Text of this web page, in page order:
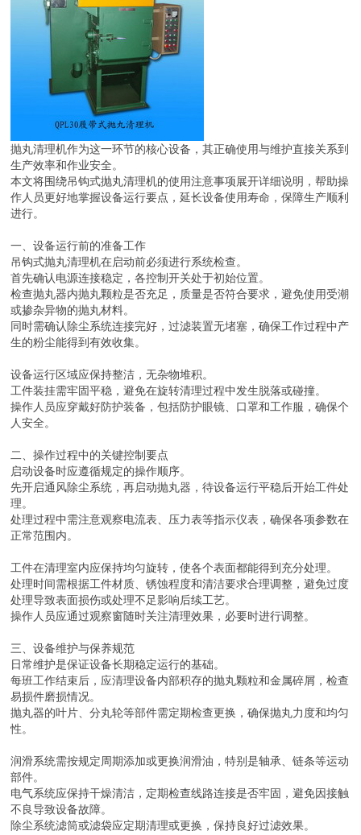
抛丸清理机作为这一环节的核心设备，其正确使用与维护直接关系到
生产效率和作业安全。
本文将围绕吊钩式抛丸清理机的使用注意事项展开详细说明，帮助操
作人员更好地掌握设备运行要点，延长设备使用寿命，保障生产顺利
进行。
一、设备运行前的准备工作
吊钩式抛丸清理机在启动前必须进行系统检查。
首先确认电源连接稳定，各控制开关处于初始位置。
检查抛丸器内抛丸颗粒是否充足，质量是否符合要求，避免使用受潮
或掺杂异物的抛丸材料。
同时需确认除尘系统连接完好，过滤装置无堵塞，确保工作过程中产
生的粉尘能得到有效收集。
设备运行区域应保持整洁，无杂物堆积。
工件装挂需牢固平稳，避免在旋转清理过程中发生脱落或碰撞。
操作人员应穿戴好防护装备，包括防护眼镜、口罩和工作服，确保个
人安全。
二、操作过程中的关键控制要点
启动设备时应遵循规定的操作顺序。
先开启通风除尘系统，再启动抛丸器，待设备运行平稳后开始工件处
理。
处理过程中需注意观察电流表、压力表等指示仪表，确保各项参数在
正常范围内。
工件在清理室内应保持均匀旋转，使各个表面都能得到充分处理。
处理时间需根据工件材质、锈蚀程度和清洁要求合理调整，避免过度
处理导致表面损伤或处理不足影响后续工艺。
操作人员应通过观察窗随时关注清理效果，必要时进行调整。
三、设备维护与保养规范
日常维护是保证设备长期稳定运行的基础。
每班工作结束后，应清理设备内部积存的抛丸颗粒和金属碎屑，检查
易损件磨损情况。
抛丸器的叶片、分丸轮等部件需定期检查更换，确保抛丸力度和均匀
性。
润滑系统需按规定周期添加或更换润滑油，特别是轴承、链条等运动
部件。
电气系统应保持干燥清洁，定期检查线路连接是否牢固，避免因接触
不良导致设备故障。
除尘系统滤筒或滤袋应定期清理或更换，保持良好过滤效果。